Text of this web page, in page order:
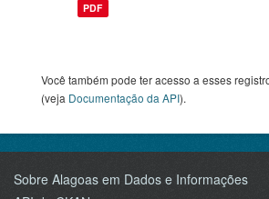
PDF
Você também pode ter acesso a esses
(veja Documentação da API).
Sobre Alagoas em Dados e Informações